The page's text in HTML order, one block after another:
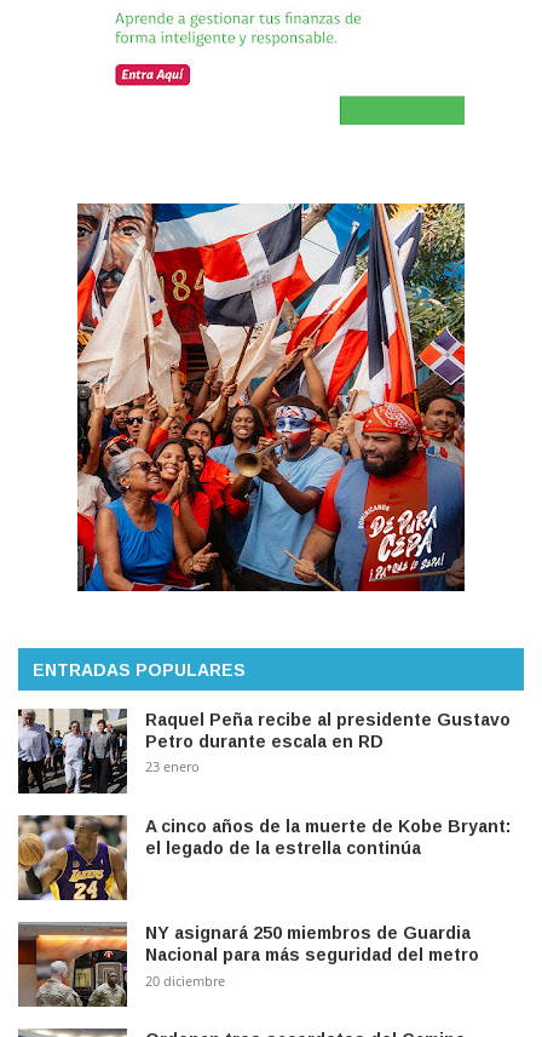
ENTRADAS POPULARES
Raquel Peña recibe al presidente Gustavo
Petro durante escala en RD
23 enero
A cinco años de la muerte de Kobe Bryant:
el legado de la estrella continúa
NY asignará 250 miembros de Guardia
Nacional para más seguridad del metro
20 diciembre